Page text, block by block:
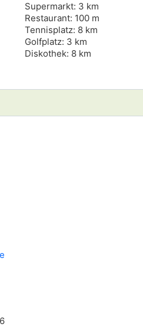
Supermarkt: 3 km
Restaurant: 100 m
Tennisplatz: 8 km
Golfplatz: 3 km
Diskothek: 8 km